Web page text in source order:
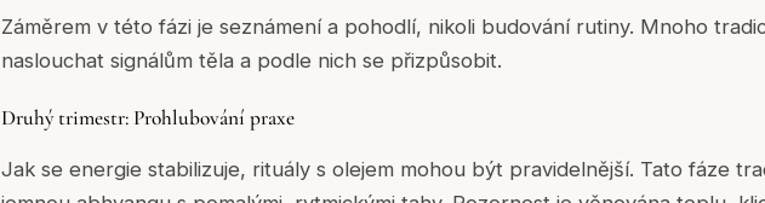
Záměrem v této fázi je seznámení a pohodlí, nikoli budování rutiny. Mnoho
naslouchat signálům těla a podle nich se přizpůsobit.
Druhý trimestr: Prohlubování praxe
Jak se energie stabilizuje, rituály s olejem mohou být pravidelnější. Tato fáze